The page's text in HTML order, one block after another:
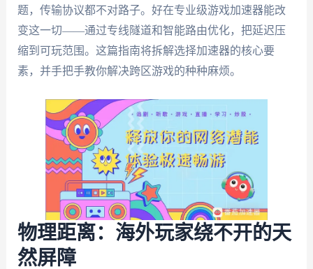
题，传输协议都不对路子。好在专业级游戏加速器能改
变这一切——通过专线隧道和智能路由优化，把延迟压
缩到可玩范围。这篇指南将拆解选择加速器的核心要
素，并手把手教你解决跨区游戏的种种麻烦。
物理距离：海外玩家绕不开的天
然屏障